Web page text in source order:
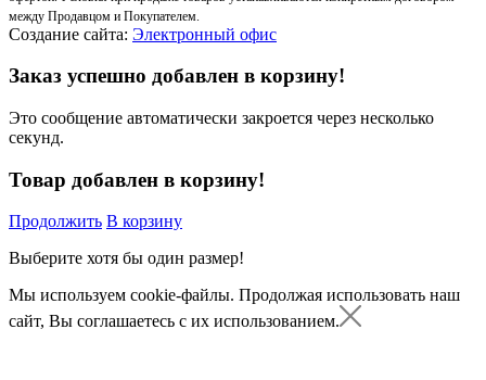
между Продавцом и Покупателем.
Создание сайта: Электронный офис
Заказ успешно добавлен в корзину!
Это сообщение автоматически закроется через несколько
секунд.
Товар добавлен в корзину!
Продолжить В корзину
Выберите хотя бы один размер!
Мы используем cookie-файлы. Продолжая использовать наш
сайт, Вы соглашаетесь с их использованием.